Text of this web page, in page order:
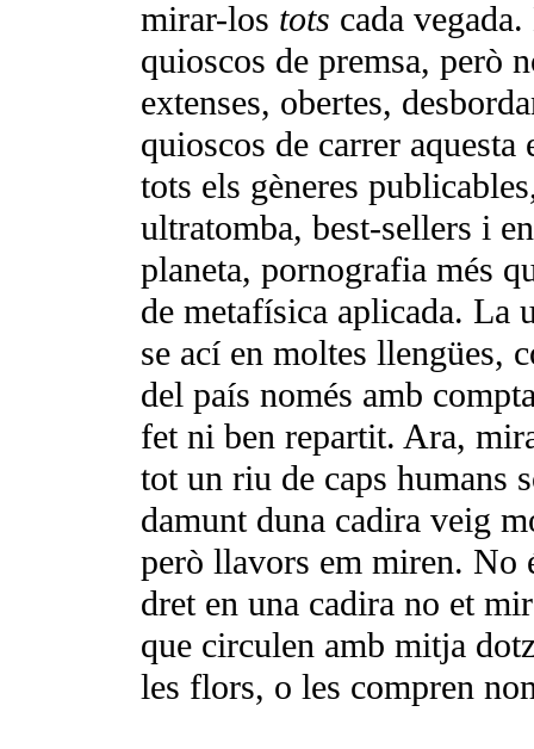
mirar-los tots cada
quioscos de premsa, però
extenses, obertes,
quioscos de carrer
tots els gèneres
ultratomba, best-sellers i
planeta, pornografia més
de metafísica aplicada. La
se ací en moltes llengües,
del país només amb
fet ni ben repartit. Ara,
tot un riu de caps humans
damunt duna cadira veig
però llavors em miren. No
dret en una cadira no et
que circulen amb mitja
les flors, o les compren